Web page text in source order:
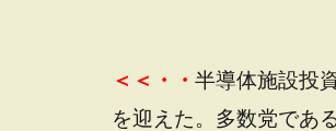
＜＜・・ 半導体施設投
を迎えた。多数党であ